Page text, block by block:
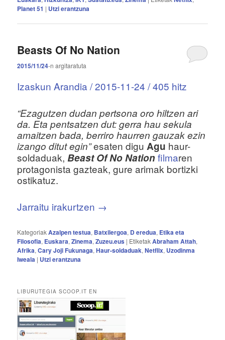
Planet 51 | Utzi erantzuna
Beasts Of No Nation
2015/11/24-nargitaratuta
Izaskun Arandia / 2015-11-24 / 405 hitz
“Ezagutzen dudan pertsona oro hiltzen ari
da. Eta pentsatzen dut: gerra hau sekula
amaitzen bada, berriro haurren gauzak ezin
izango ditut egin”esaten digu Agu haur-
soldaduak, Beast Of No Nationfilmaren
protagonista gazteak, gure arimak bortizki
ostikatuz.
Jarraitu irakurtzen →
KategoriakAzalpen testua, Batxilergoa, D eredua, Etika eta
Filosofia, Euskara,Zinema,Zuzeu.eus | EtiketakAbraham Attah,
Afrika,Cary Joji Fukunaga,Haur-soldaduak,Netflix, Uzodinma
Iweala | Utzi erantzuna
LIBURUTEGIA SCOOP.IT EN